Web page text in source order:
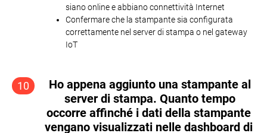
siano online e abbiano connettività Internet
Confermare che la stampante sia configurata
correttamente nel server di stampa o nel gateway
IoT
10
Ho appena aggiunto una stampante al
server di stampa. Quanto tempo
occorre affinché i dati della stampante
vengano visualizzati nelle dashboard di